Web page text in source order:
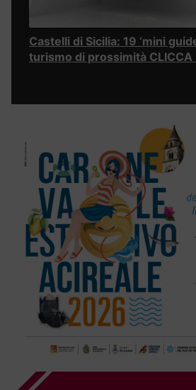
Castelli di Sicilia: 19 ‘mini
turismo di prossimità CLICCA